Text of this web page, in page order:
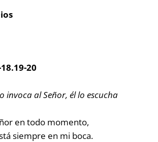
20
invoca al Señor, él lo escucha
en todo momento,
siempre en mi boca.